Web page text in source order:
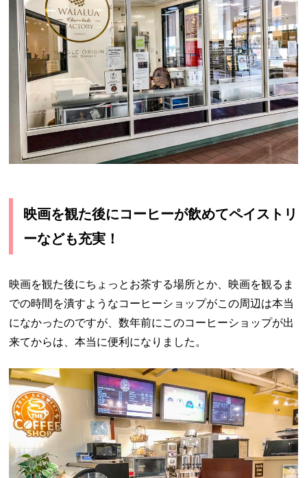
映画を観た後にコーヒーが飲めてペイストリ
ーなども充実！
映画を観た後にちょっとお茶する場所とか、映画を観るま
での時間を潰すようなコーヒーショップがこの周辺は本当
になかったのですが、数年前にこのコーヒーショップが出
来てからは、本当に便利になりました。